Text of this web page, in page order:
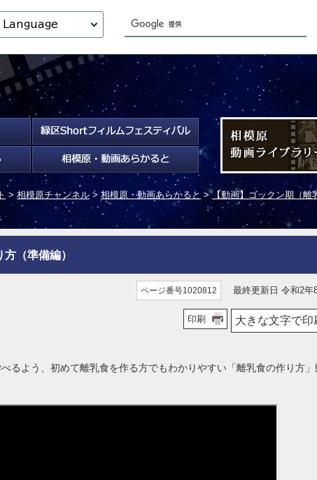
>相模原チャンネル>相模原・動画あらかると >【動画】ゴックン期（離
（準備編）
ページ番号1020812 最終更新日 令和2年
印刷 大きな文字で印
るよう、初めて離乳食を作る方でもわかりやすい「離乳食の作り方」